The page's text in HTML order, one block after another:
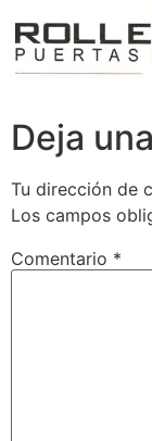
Deja
Tu dirección de
Los campos
Comentario *